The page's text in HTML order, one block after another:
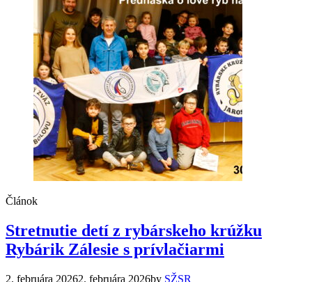
Článok
Stretnutie detí z rybárskeho krúžku
Rybárik Zálesie s prívlačiarmi
2. februára 20262. februára 2026by SŽSR